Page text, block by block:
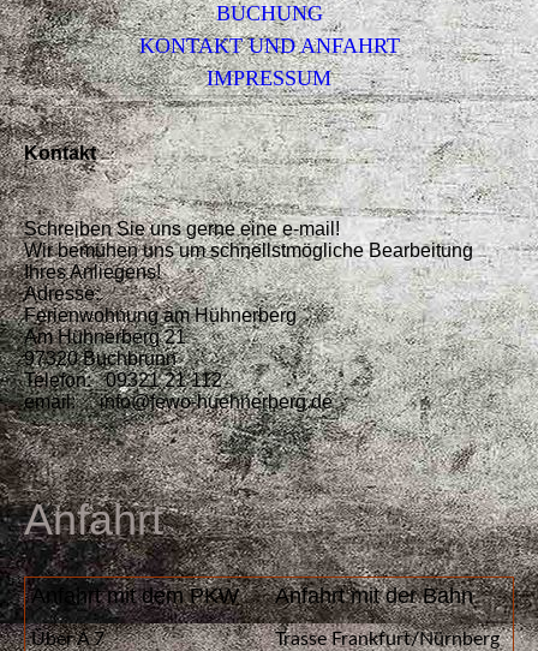
BUCHUNG
KONTAKT UND ANFAHRT
IMPRESSUM
Kontakt
Schreiben Sie uns gerne eine e-mail!
Wir bemühen uns um schnellstmögliche Bearbeitung
Ihres Anliegens!
Adresse:
Ferienwohnung am Hühnerberg
Am Hühnerberg 21
97320 Buchbrunn
Telefon: 09321 21 112
email: info@fewo-huehnerberg.de
Anfahrt
Anfahrt mit dem PKW
Über A 7
Anfahrt mit der Bahn
Trasse Frankfurt/Nürnberg